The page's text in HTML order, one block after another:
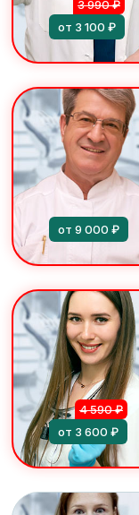
3 990 ₽
от 3 100 ₽
от 9 000 ₽
4 590 ₽
от 3 600 ₽